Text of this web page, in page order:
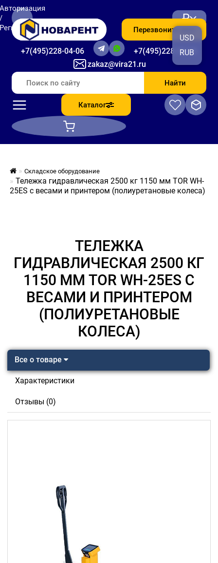
zakaz@vira21.ru
+7(495)228-04-06 +7(495)228-06-56
Перезвоните мне
₽
USD
RUB
Найти
Каталог
Складское оборудование
Тележка гидравлическая 2500 кг 1150 мм TOR WH-
25ES с весами и принтером (полиуретановые колеса)
ТЕЛЕЖКА
ГИДРАВЛИЧЕСКАЯ 2500 КГ
1150 ММ TOR WH-25ES С
ВЕСАМИ И ПРИНТЕРОМ
(ПОЛИУРЕТАНОВЫЕ
КОЛЕСА)
Все о товаре
Характеристики
Отзывы (0)